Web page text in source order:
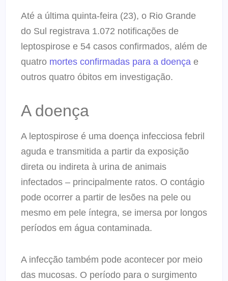
Até a última quinta-feira (23), o Rio Grande
do Sul registrava 1.072 notificações de
leptospirose e 54 casos confirmados, além de
quatro mortes confirmadas para a doença e
outros quatro óbitos em investigação.
A doença
A leptospirose é uma doença infecciosa febril
aguda e transmitida a partir da exposição
direta ou indireta à urina de animais
infectados – principalmente ratos. O contágio
pode ocorrer a partir de lesões na pele ou
mesmo em pele íntegra, se imersa por longos
períodos em água contaminada.
A infecção também pode acontecer por meio
das mucosas. O período para o surgimento